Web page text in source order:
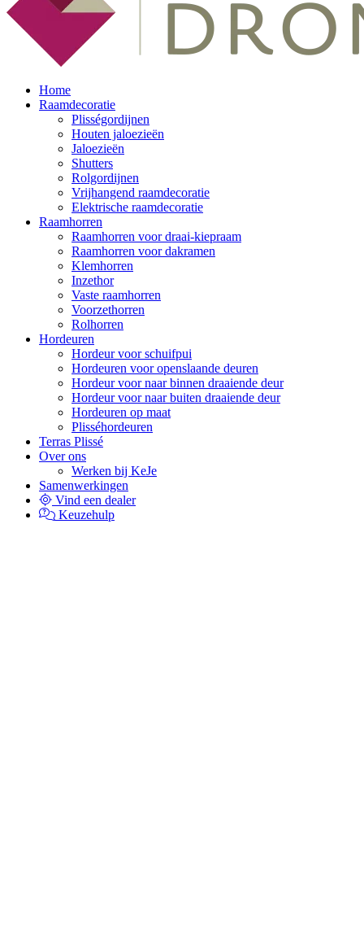
Home
Raamdecoratie
Plisségordijnen
Houten jaloezieën
Jaloezieën
Shutters
Rolgordijnen
Vrijhangend raamdecoratie
Elektrische raamdecoratie
Raamhorren
Raamhorren voor draai-kiepraam
Raamhorren voor dakramen
Klemhorren
Inzethor
Vaste raamhorren
Voorzethorren
Rolhorren
Hordeuren
Hordeur voor schuifpui
Hordeuren voor openslaande deuren
Hordeur voor naar binnen draaiende deur
Hordeur voor naar buiten draaiende deur
Hordeuren op maat
Plisséhordeuren
Terras Plissé
Over ons
Werken bij KeJe
Samenwerkingen
Vind een dealer
Keuzehulp